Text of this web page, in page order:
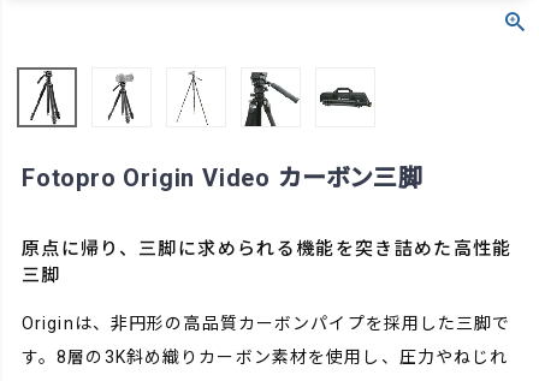
Fotopro Origin Video カーボン三脚
原点に帰り、三脚に求められる機能を突き詰めた高性能
三脚
Originは、非円形の高品質カーボンパイプを採用した三脚で
す。8層の3K斜め織りカーボン素材を使用し、圧力やねじれ